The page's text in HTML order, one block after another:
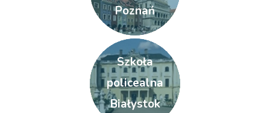
Poznań
Szkoła
policealna
Białystok